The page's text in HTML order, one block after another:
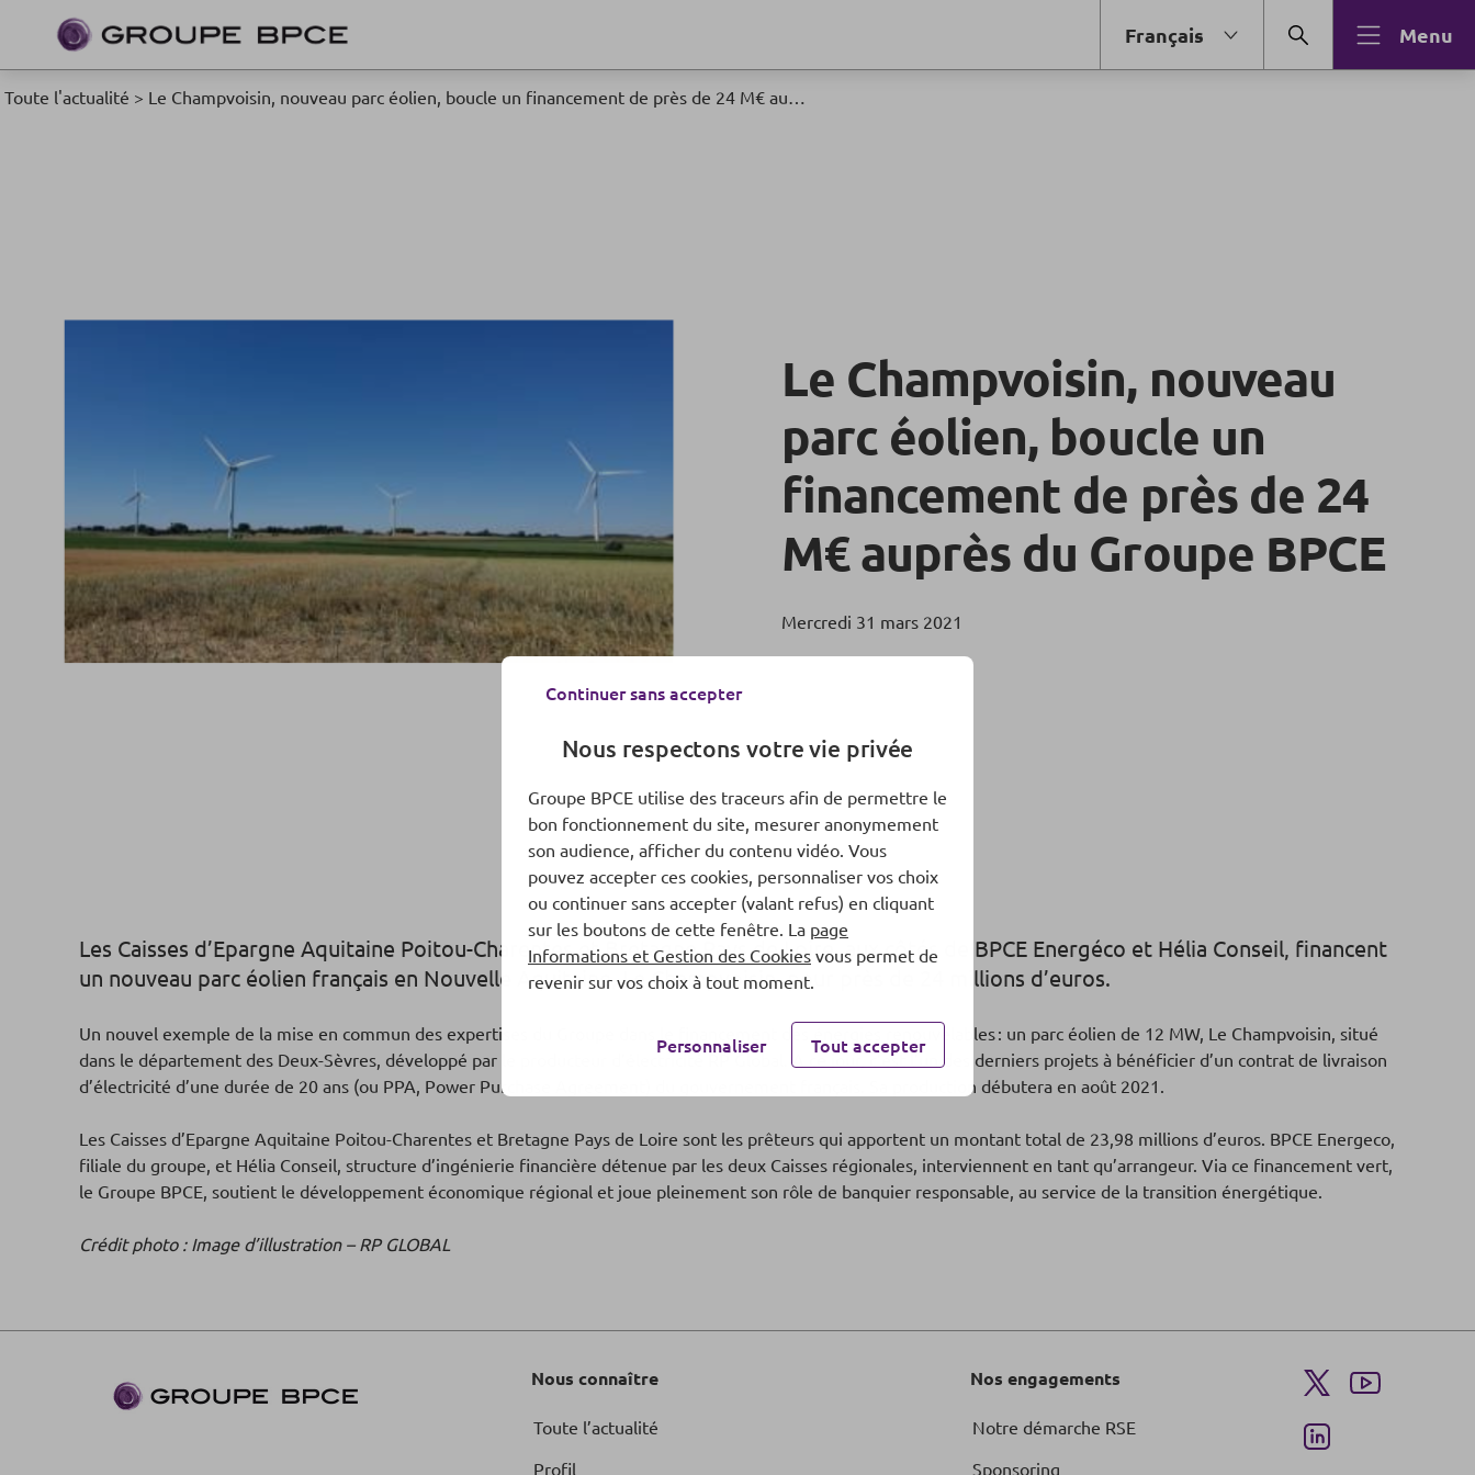
Français Menu
Toute l'actualité > Le Champvoisin, nouveau parc éolien, boucle un financement de près de 24 M€ auprès du Groupe BPCE
Le Champvoisin, nouveau
parc éolien, boucle un
financement de près de 24
M€ auprès du Groupe BPCE
Mercredi 31 mars 2021
Les Caisses d’Epargne Aquitaine Poitou-Charentes et Bretagne Pays de Loire, aux côtés de BPCE Energéco et Hélia Conseil, financent
un nouveau parc éolien français en Nouvelle Aquitaine, Le Champvoisin, pour près de 24 millions d’euros.
Un nouvel exemple de la mise en commun des expertises du Groupe dans le financement des énergies renouvelables : un parc éolien de 12 MW, Le Champvoisin, situé
dans le département des Deux-Sèvres, développé par le producteur d’électricité RP Global. A ce jour, c’est l’un des derniers projets à bénéficier d’un contrat de livraison
d’électricité d’une durée de 20 ans (ou PPA, Power Purchase Agreement) du gouvernement français. Sa production débutera en août 2021.
Les Caisses d’Epargne Aquitaine Poitou-Charentes et Bretagne Pays de Loire sont les prêteurs qui apportent un montant total de 23,98 millions d’euros. BPCE Energeco,
filiale du groupe, et Hélia Conseil, structure d’ingénierie financière détenue par les deux Caisses régionales, interviennent en tant qu’arrangeur. Via ce financement vert,
le Groupe BPCE, soutient le développement économique régional et joue pleinement son rôle de banquier responsable, au service de la transition énergétique.
Crédit photo : Image d’illustration – RP GLOBAL
Nous connaître
Toute l’actualité
Profil
Nos engagements
Notre démarche RSE
Sponsoring
Continuer sans accepter
Nous respectons votre vie privée
Groupe BPCE utilise des traceurs afin de permettre le
bon fonctionnement du site, mesurer anonymement
son audience, afficher du contenu vidéo. Vous
pouvez accepter ces cookies, personnaliser vos choix
ou continuer sans accepter (valant refus) en cliquant
sur les boutons de cette fenêtre. La page
Informations et Gestion des Cookies vous permet de
revenir sur vos choix à tout moment.
Personnaliser Tout accepter